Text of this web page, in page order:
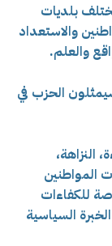
بلديات
والاستعداد
والعلم.
الحزب في
النزاهة،
المواطنين
للكفاءات
السياسية